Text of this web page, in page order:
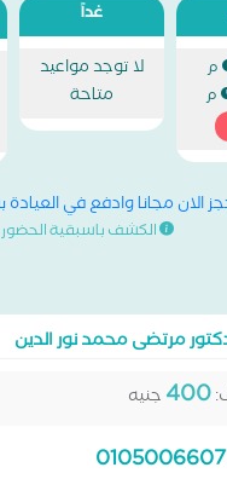
غداً
لا توجد مواعيد
متاحة
الان مجانا وادفع في العيادة
الكشف باسبقية الحضور
مرتضى محمد نور الدين
400 جنيه